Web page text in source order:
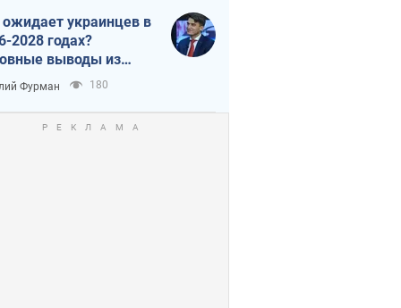
ожидает украинцев в
2028 годах?
выводы из
прогнозов от НБУ
Фурман 180